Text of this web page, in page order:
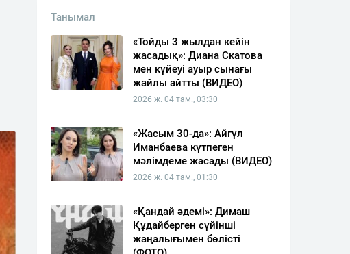
Танымал
«Тойды 3 жылдан кейін
жасадық»: Диана Скатова
мен күйеуі ауыр сынағы
жайлы айтты (ВИДЕО)
2026 ж. 04 там., 03:30
«Жасым 30-да»: Айгүл
Иманбаева күтпеген
мәлімдеме жасады (ВИДЕО)
2026 ж. 04 там., 01:30
«Қандай әдемі»: Димаш
Құдайберген сүйінші
жаңалығымен бөлісті